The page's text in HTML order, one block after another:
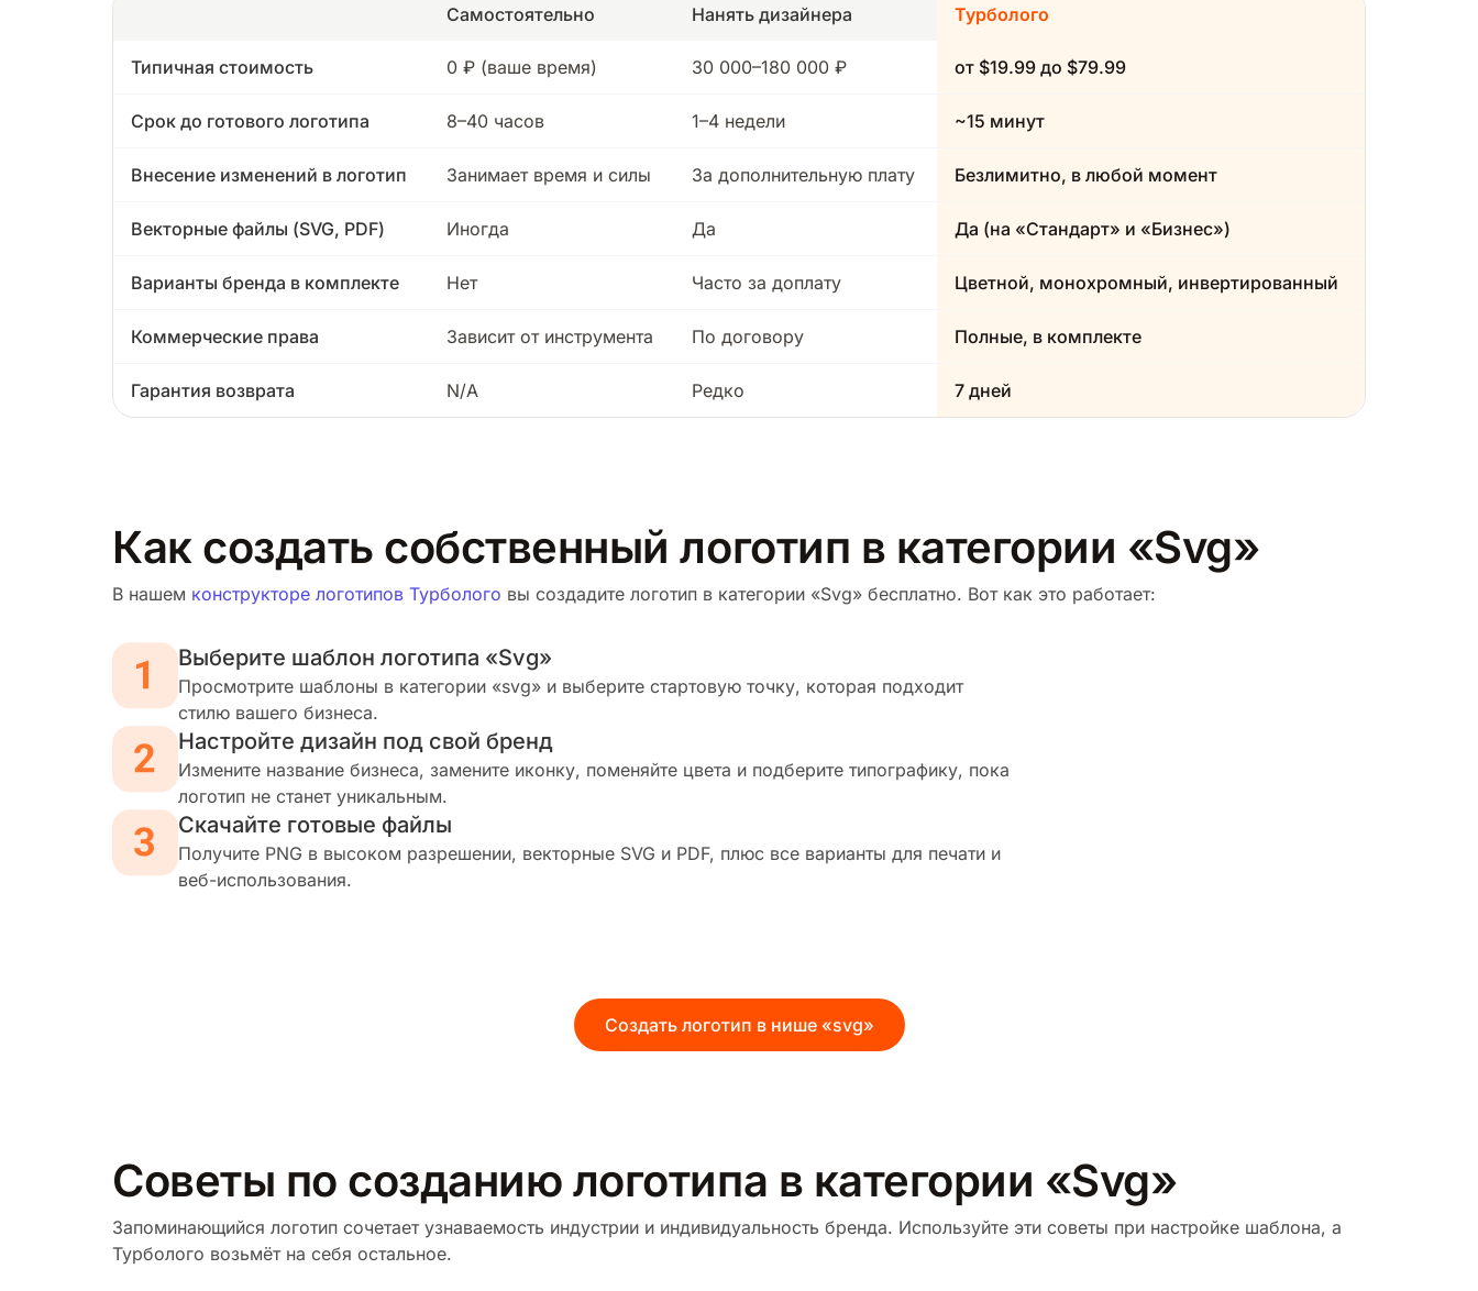
Самостоятельно Нанять дизайнера Турболого
Типичная стоимость 0 ₽ (ваше время) 30 000–180 000 ₽ от $19.99 до $79.99
Срок до готового логотипа 8–40 часов 1–4 недели ~15 минут
Внесение изменений в логотип Занимает время и силы За дополнительную плату Безлимитно, в любой момент
Векторные файлы (SVG, PDF) Иногда Да Да (на «Стандарт» и «Бизнес»)
Варианты бренда в комплекте Нет Часто за доплату Цветной, монохромный, инвертированный
Коммерческие права Зависит от инструмента По договору Полные, в комплекте
Гарантия возврата N/A Редко 7 дней
Как создать собственный логотип в категории «Svg»
В нашем конструкторе логотипов Турболого вы создадите логотип в категории «Svg» бесплатно. Вот как это работает:
Выберите шаблон логотипа «Svg»
Просмотрите шаблоны в категории «svg» и выберите стартовую точку, которая подходит
стилю вашего бизнеса.
Настройте дизайн под свой бренд
Измените название бизнеса, замените иконку, поменяйте цвета и подберите типографику, пока
логотип не станет уникальным.
Скачайте готовые файлы
Получите PNG в высоком разрешении, векторные SVG и PDF, плюс все варианты для печати и
веб-использования.
Создать логотип в нише «svg»
Советы по созданию логотипа в категории «Svg»
Запоминающийся логотип сочетает узнаваемость индустрии и индивидуальность бренда. Используйте эти советы при настройке шаблона, а
Турболого возьмёт на себя остальное.